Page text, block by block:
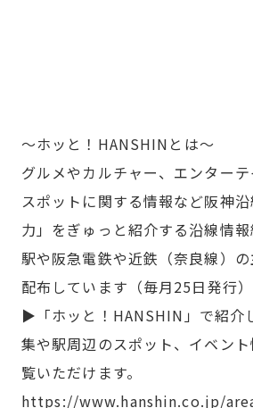
～ホッと！HANSHINとは～
グルメやカルチャー、エンター
スポットに関する情報など阪神
力」をぎゅっと紹介する沿線情
駅や阪急電鉄や近鉄（奈良線）
配布しています（毎月25日発行）
▶「ホッと！HANSHIN」で紹介
集や駅周辺のスポット、イベン
覧いただけます。
https://www.hanshin.co.jp/